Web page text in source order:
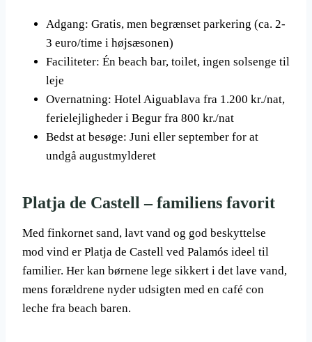
Adgang: Gratis, men begrænset parkering (ca. 2-
3 euro/time i højsæsonen)
Faciliteter: Én beach bar, toilet, ingen solsenge til
leje
Overnatning: Hotel Aiguablava fra 1.200 kr./nat,
ferielejligheder i Begur fra 800 kr./nat
Bedst at besøge: Juni eller september for at
undgå augustmylderet
Platja de Castell – familiens favorit
Med finkornet sand, lavt vand og god beskyttelse
mod vind er Platja de Castell ved Palamós ideel til
familier. Her kan børnene lege sikkert i det lave vand,
mens forældrene nyder udsigten med en café con
leche fra beach baren.